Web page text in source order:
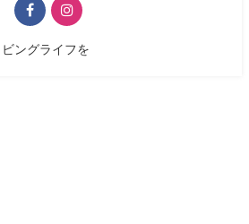
ングライフを